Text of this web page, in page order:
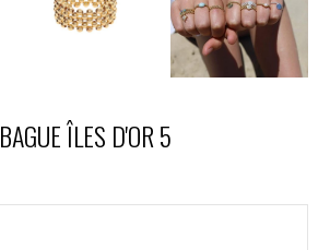
BAGUE ÎLES D'OR 5